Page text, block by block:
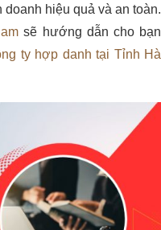
hiệu quả và an toàn.
sẽ hướng dẫn cho bạn
ty hợp danh tại Tỉnh Hà